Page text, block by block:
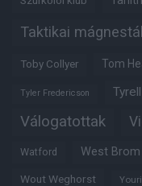
Taktikai
Toby Collyer Tom
Tyler Fredericson
Válogatottak
Watford West Brom
Wout Weghorst